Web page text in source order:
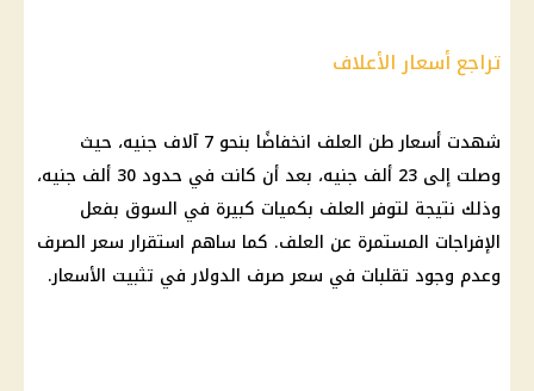
تراجع أسعار الأعلاف
شهدت أسعار
طن العلف انخفاضًا بنحو 7 آلاف جنيه، حيث
وصلت إلى 23 ألف جنيه، بعد أن كانت في حدود 30 ألف جنيه،
وذلك نتيجة لتوفر العلف بكميات كبيرة في السوق بفعل
الإفراجات المستمرة عن العلف. كما ساهم استقرار سعر الصرف
وعدم وجود تقلبات في سعر صرف الدولارفي تثبيت الأسعار.